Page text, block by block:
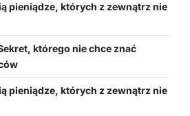
pieniądze, których z zewnątrz nie
którego nie chce znać
pieniądze, których z zewnątrz nie